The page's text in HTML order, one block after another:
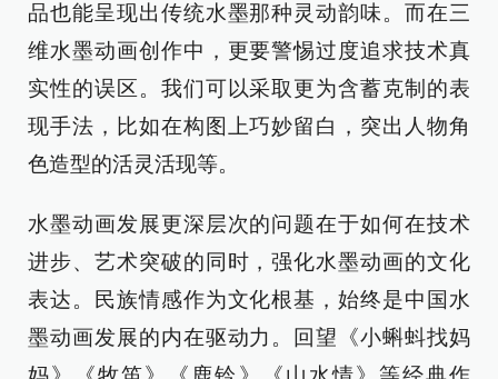
品也能呈现出传统水墨那种灵动韵味。而在三
维水墨动画创作中，更要警惕过度追求技术真
实性的误区。我们可以采取更为含蓄克制的表
现手法，比如在构图上巧妙留白，突出人物角
色造型的活灵活现等。
水墨动画发展更深层次的问题在于如何在技术
进步、艺术突破的同时，强化水墨动画的文化
表达。民族情感作为文化根基，始终是中国水
墨动画发展的内在驱动力。回望《小蝌蚪找妈